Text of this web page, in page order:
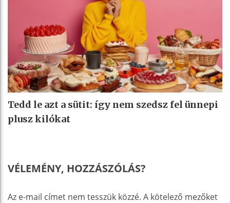
Tedd le azt a sütit: így nem szedsz fel ünnepi
plusz kilókat
VÉLEMÉNY, HOZZÁSZÓLÁS?
Az e-mail címet nem tesszük közzé. A kötelező mezőket